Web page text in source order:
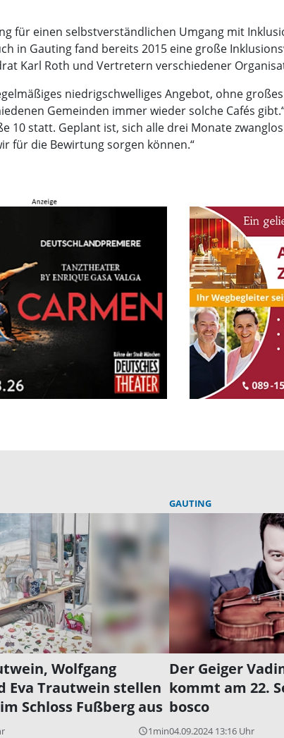
für einen selbstverständlichen Umgang mit
in Gauting fand bereits 2015 eine große
Karl Roth und Vertretern verschiedener
niedrigschwelliges Angebot, ohne
Gemeinden immer wieder solche Cafés
statt. Geplant ist, sich alle drei Monate
für die Bewirtung sorgen können.“
Wolfgang
Eva Trautwein stellen
Schloss Fußberg aus
query_builder1min
GAUTING
Der Geiger
kommt am 22.
bosco
04.09.2024 13:16 Uhr